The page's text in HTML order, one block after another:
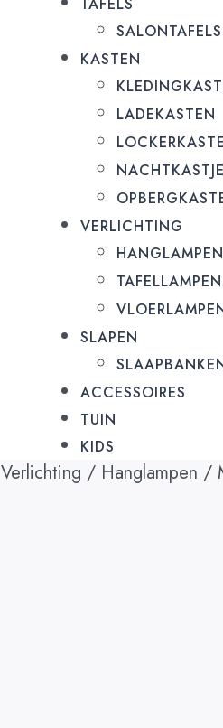
SALONTAFELS
KASTEN
LADEKASTEN
VERLICHTING
HANGLAMPEN
TAFELLAMPEN
SLAPEN
ACCESSOIRES
TUIN
KIDS
Verlichting / Hanglampen /